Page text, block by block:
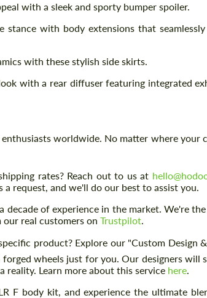
with a sleek and sporty bumper spoiler.
stance with body extensions that
with these stylish side skirts.
with a rear diffuser featuring integrated
worldwide. No matter where your
rates? Reach out to us at
request, and we'll do our best to assist you.
of experience in the market. We're
real customers on Trustpilot.
product? Explore our "Custom Design
wheels just for you. Our designers will
Learn more about this service here.
F body kit, and experience the ultimate